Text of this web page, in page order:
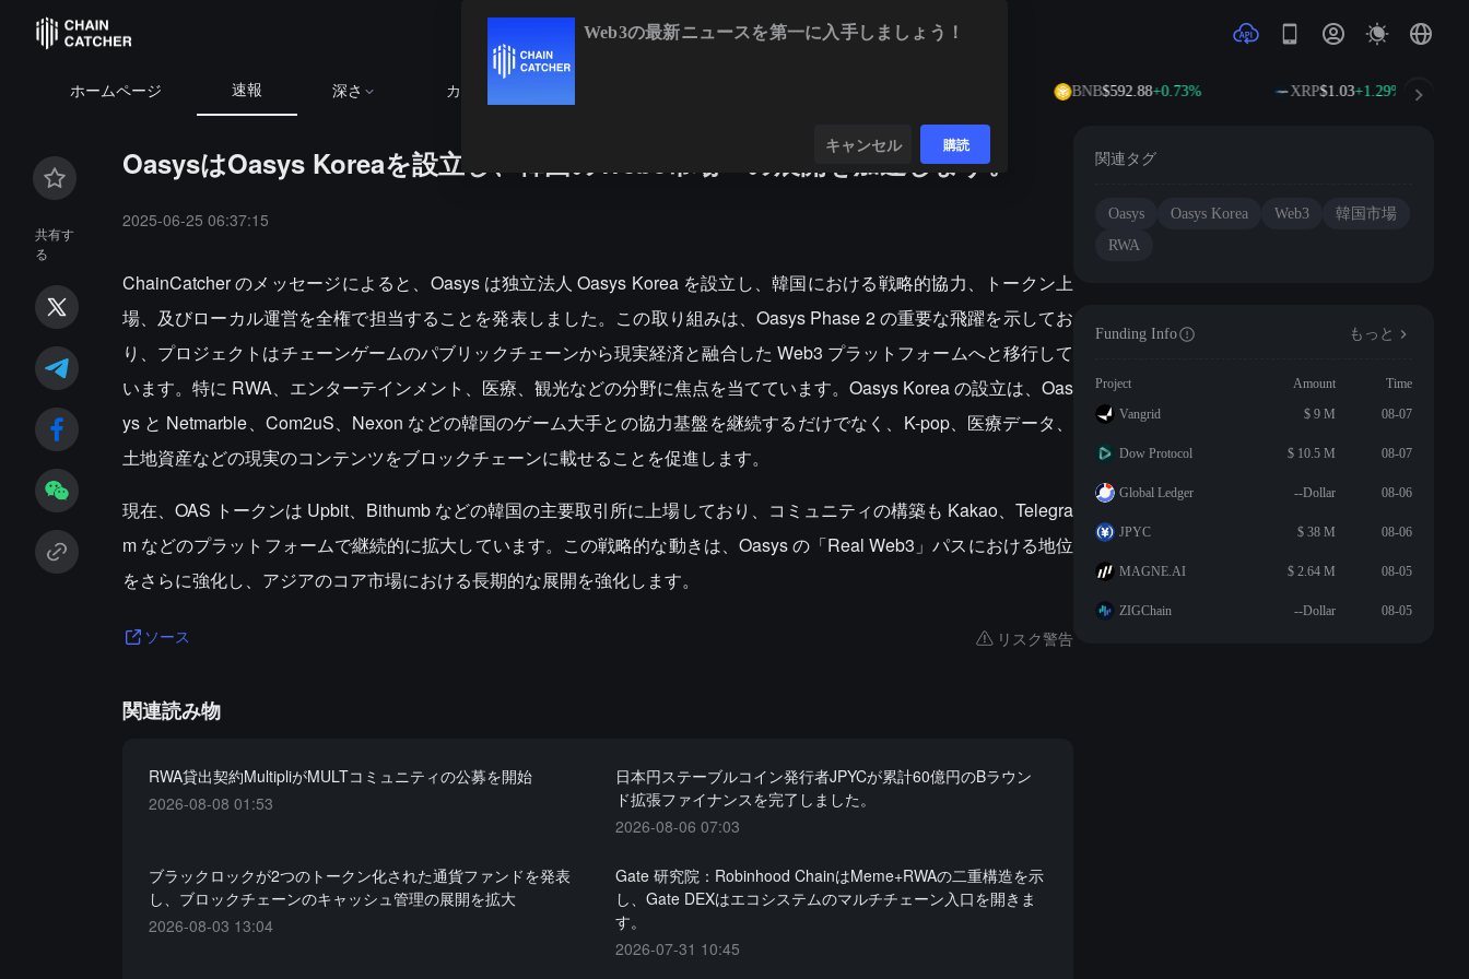
ホームページ 速報 深さ カレンダー BNB$592.88+0.73% XRP$1.03+1.29%
共有す
る
OasysはOasys Koreaを設立し、韓国のWeb3市場への展開を加速します。
2025-06-25 06:37:15
ChainCatcher のメッセージによると、Oasys は独立法人 Oasys Korea を設立し、韓国における戦略的協力、トークン上
場、及びローカル運営を全権で担当することを発表しました。この取り組みは、Oasys Phase 2 の重要な飛躍を示してお
り、プロジェクトはチェーンゲームのパブリックチェーンから現実経済と融合した Web3 プラットフォームへと移行して
います。特に RWA、エンターテインメント、医療、観光などの分野に焦点を当てています。Oasys Korea の設立は、Oas
ys と Netmarble、Com2uS、Nexon などの韓国のゲーム大手との協力基盤を継続するだけでなく、K-pop、医療データ、
土地資産などの現実のコンテンツをブロックチェーンに載せることを促進します。
現在、OAS トークンは Upbit、Bithumb などの韓国の主要取引所に上場しており、コミュニティの構築も Kakao、Telegra
m などのプラットフォームで継続的に拡大しています。この戦略的な動きは、Oasys の「Real Web3」パスにおける地位
をさらに強化し、アジアのコア市場における長期的な展開を強化します。
ソース リスク警告
関連読み物
RWA貸出契約MultipliがMULTコミュニティの公募を開始
2026-08-08 01:53
日本円ステーブルコイン発行者JPYCが累計60億円のBラウン
ド拡張ファイナンスを完了しました。
2026-08-06 07:03
ブラックロックが2つのトークン化された通貨ファンドを発表
し、ブロックチェーンのキャッシュ管理の展開を拡大
2026-08-03 13:04
Gate 研究院：Robinhood ChainはMeme+RWAの二重構造を示
し、Gate DEXはエコシステムのマルチチェーン入口を開きま
す。
2026-07-31 10:45
関連タグ
Oasys Oasys Korea Web3
韓国市場
RWA
Funding Info もっと
Project Amount
Time
Vangrid
$ 9 M 08-07
Dow Protocol $ 10.5 M 08-07
Global Ledger --Dollar 08-06
JPYC $ 38 M 08-06
MAGNE.AI $ 2.64 M 08-05
ZIGChain --Dollar 08-05
Web3の最新ニュースを第一に入手しましょう！
キャンセル 購読